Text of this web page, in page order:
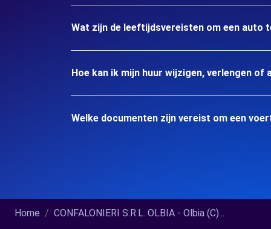
Wat zijn de leeftijdsvereisten om een auto
Hoe kan ik mijn huur wijzigen, verlengen of
Welke documenten zijn vereist om een
Home CONFALONIERI S.R.L. OLBIA - Olbia (C)...